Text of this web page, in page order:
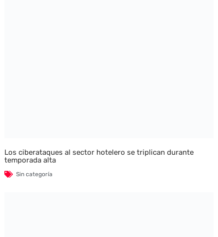
Los ciberataques al sector hotelero se triplican durante
temporada alta
Sin categoría